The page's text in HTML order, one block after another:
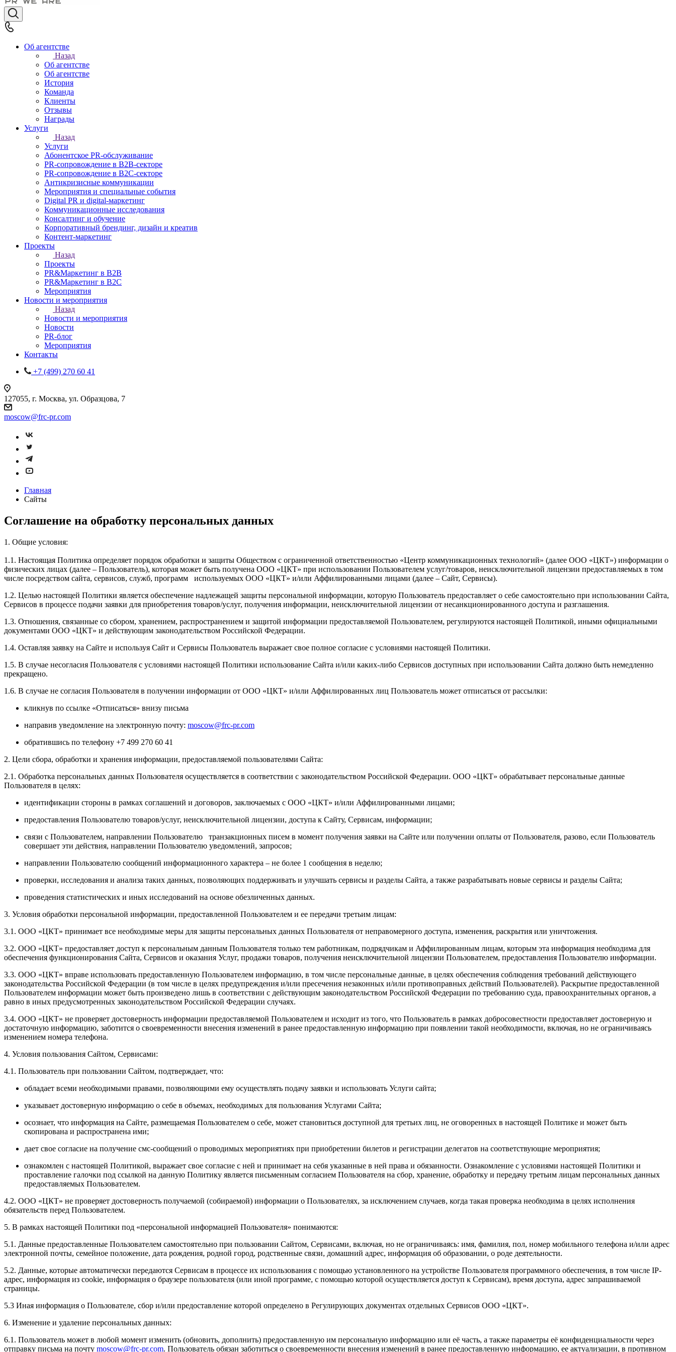
Об агентстве
Назад
Об агентстве
Об агентстве
История
Команда
Клиенты
Отзывы
Награды
Услуги
Назад
Услуги
Абонентское PR-обслуживание
PR-сопровождение в B2B-секторе
PR-сопровождение в B2С-секторе
Антикризисные коммуникации
Мероприятия и специальные события
Digital PR и digital-маркетинг
Коммуникационные исследования
Консалтинг и обучение
Корпоративный брендинг, дизайн и креатив
Контент-маркетинг
Проекты
Назад
Проекты
PR&Маркетинг в B2B
PR&Маркетинг в B2C
Мероприятия
Новости и мероприятия
Назад
Новости и мероприятия
Новости
PR-блог
Мероприятия
Контакты
+7 (499) 270 60 41
127055, г. Москва, ул. Образцова, 7
moscow@frc-pr.com
Главная
Сайты
Соглашение на обработку персональных данных
1. Общие условия:
1.1. Настоящая Политика определяет порядок обработки и защиты Обществом с ограниченной ответственностью «Центр коммуникационных технологий» (далее ООО «ЦКТ») информации о
физических лицах (далее – Пользователь), которая может быть получена ООО «ЦКТ» при использовании Пользователем услуг/товаров, неисключительной лицензии предоставляемых в том
числе посредством сайта, сервисов, служб, программ используемых ООО «ЦКТ» и/или Аффилированными лицами (далее – Сайт, Сервисы).
1.2. Целью настоящей Политики является обеспечение надлежащей защиты персональной информации, которую Пользователь предоставляет о себе самостоятельно при использовании Сайта,
Сервисов в процессе подачи заявки для приобретения товаров/услуг, получения информации, неисключительной лицензии от несанкционированного доступа и разглашения.
1.3. Отношения, связанные со сбором, хранением, распространением и защитой информации предоставляемой Пользователем, регулируются настоящей Политикой, иными официальными
документами ООО «ЦКТ» и действующим законодательством Российской Федерации.
1.4. Оставляя заявку на Сайте и используя Сайт и Сервисы Пользователь выражает свое полное согласие с условиями настоящей Политики.
1.5. В случае несогласия Пользователя с условиями настоящей Политики использование Сайта и/или каких-либо Сервисов доступных при использовании Сайта должно быть немедленно
прекращено.
1.6. В случае не согласия Пользователя в получении информации от ООО «ЦКТ» и/или Аффилированных лиц Пользователь может отписаться от рассылки:
кликнув по ссылке «Отписаться» внизу письма
направив уведомление на электронную почту: moscow@frc-pr.com
обратившись по телефону +7 499 270 60 41
2. Цели сбора, обработки и хранения информации, предоставляемой пользователями Сайта:
2.1. Обработка персональных данных Пользователя осуществляется в соответствии с законодательством Российской Федерации. ООО «ЦКТ» обрабатывает персональные данные
Пользователя в целях:
идентификации стороны в рамках соглашений и договоров, заключаемых с ООО «ЦКТ» и/или Аффилированными лицами;
предоставления Пользователю товаров/услуг, неисключительной лицензии, доступа к Сайту, Сервисам, информации;
связи с Пользователем, направлении Пользователю транзакционных писем в момент получения заявки на Сайте или получении оплаты от Пользователя, разово, если Пользователь
совершает эти действия, направлении Пользователю уведомлений, запросов;
направлении Пользователю сообщений информационного характера – не более 1 сообщения в неделю;
проверки, исследования и анализа таких данных, позволяющих поддерживать и улучшать сервисы и разделы Сайта, а также разрабатывать новые сервисы и разделы Сайта;
проведения статистических и иных исследований на основе обезличенных данных.
3. Условия обработки персональной информации, предоставленной Пользователем и ее передачи третьим лицам:
3.1. ООО «ЦКТ» принимает все необходимые меры для защиты персональных данных Пользователя от неправомерного доступа, изменения, раскрытия или уничтожения.
3.2. ООО «ЦКТ» предоставляет доступ к персональным данным Пользователя только тем работникам, подрядчикам и Аффилированным лицам, которым эта информация необходима для
обеспечения функционирования Сайта, Сервисов и оказания Услуг, продажи товаров, получения неисключительной лицензии Пользователем, предоставления Пользователю информации.
3.3. ООО «ЦКТ» вправе использовать предоставленную Пользователем информацию, в том числе персональные данные, в целях обеспечения соблюдения требований действующего
законодательства Российской Федерации (в том числе в целях предупреждения и/или пресечения незаконных и/или противоправных действий Пользователей). Раскрытие предоставленной
Пользователем информации может быть произведено лишь в соответствии с действующим законодательством Российской Федерации по требованию суда, правоохранительных органов, а
равно в иных предусмотренных законодательством Российской Федерации случаях.
3.4. ООО «ЦКТ» не проверяет достоверность информации предоставляемой Пользователем и исходит из того, что Пользователь в рамках добросовестности предоставляет достоверную и
достаточную информацию, заботится о своевременности внесения изменений в ранее предоставленную информацию при появлении такой необходимости, включая, но не ограничиваясь
изменением номера телефона.
4. Условия пользования Сайтом, Сервисами:
4.1. Пользователь при пользовании Сайтом, подтверждает, что:
обладает всеми необходимыми правами, позволяющими ему осуществлять подачу заявки и использовать Услуги сайта;
указывает достоверную информацию о себе в объемах, необходимых для пользования Услугами Сайта;
осознает, что информация на Сайте, размещаемая Пользователем о себе, может становиться доступной для третьих лиц, не оговоренных в настоящей Политике и может быть
скопирована и распространена ими;
дает свое согласие на получение смс-сообщений о проводимых мероприятиях при приобретении билетов и регистрации делегатов на соответствующие мероприятия;
ознакомлен с настоящей Политикой, выражает свое согласие с ней и принимает на себя указанные в ней права и обязанности. Ознакомление с условиями настоящей Политики и
проставление галочки под ссылкой на данную Политику является письменным согласием Пользователя на сбор, хранение, обработку и передачу третьим лицам персональных данных
предоставляемых Пользователем.
4.2. ООО «ЦКТ» не проверяет достоверность получаемой (собираемой) информации о Пользователях, за исключением случаев, когда такая проверка необходима в целях исполнения
обязательств перед Пользователем.
5. В рамках настоящей Политики под «персональной информацией Пользователя» понимаются:
5.1. Данные предоставленные Пользователем самостоятельно при пользовании Сайтом, Сервисами, включая, но не ограничиваясь: имя, фамилия, пол, номер мобильного телефона и/или адрес
электронной почты, семейное положение, дата рождения, родной город, родственные связи, домашний адрес, информация об образовании, о роде деятельности.
5.2. Данные, которые автоматически передаются Сервисам в процессе их использования с помощью установленного на устройстве Пользователя программного обеспечения, в том числе IP-
адрес, информация из cookie, информация о браузере пользователя (или иной программе, с помощью которой осуществляется доступ к Сервисам), время доступа, адрес запрашиваемой
страницы.
5.3 Иная информация о Пользователе, сбор и/или предоставление которой определено в Регулирующих документах отдельных Сервисов ООО «ЦКТ».
6. Изменение и удаление персональных данных:
6.1. Пользователь может в любой момент изменить (обновить, дополнить) предоставленную им персональную информацию или её часть, а также параметры её конфиденциальности через
отправку письма на почту moscow@frc-pr.com. Пользователь обязан заботиться о своевременности внесения изменений в ранее предоставленную информацию, ее актуализации, в противном